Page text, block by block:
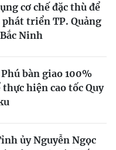
cơ chế đặc thù để
triển TP. Quảng
Ninh
bàn giao 100%
hiện cao tốc Quy
ủy Nguyễn Ngọc